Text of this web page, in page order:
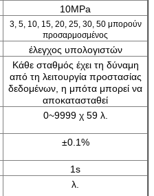
10MPa
3, 5, 10, 15, 20, 25, 30, 50 μπορούν
προσαρμοσμένος
έλεγχος υπολογιστών
Κάθε σταθμός έχει τη δύναμη
από τη λειτουργία προστασίας
δεδομένων, η μπότα μπορεί να
αποκατασταθεί
0~9999 χ 59 λ.
±0.1%
1s
λ.